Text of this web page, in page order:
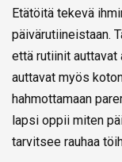
Etätöitä tekevä
päivärutiineistaan.
että rutiinit auttavat
auttavat myös
hahmottamaan
lapsi oppii miten
tarvitsee rauhaa